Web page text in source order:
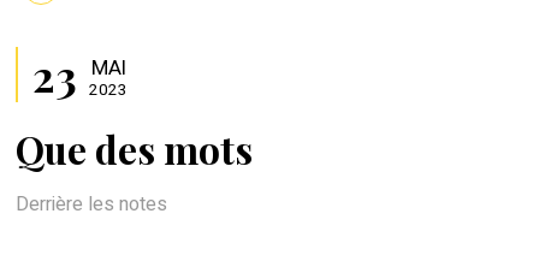
Que des mots
23 MAI
2023
Derrière les notes